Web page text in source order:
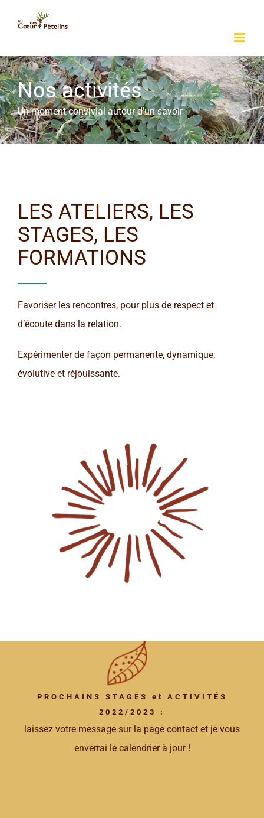
Nos activités
Un moment convivial autour d’un savoir
LES ATELIERS, LES
STAGES, LES
FORMATIONS
Favoriser les rencontres, pour plus de respect et
d’écoute dans la relation.
Expérimenter de façon permanente, dynamique,
évolutive et réjouissante.
PROCHAINS STAGES et ACTIVITÉS
2022/2023 :
laissez votre message sur la page contact et je vous
enverrai le calendrier à jour !